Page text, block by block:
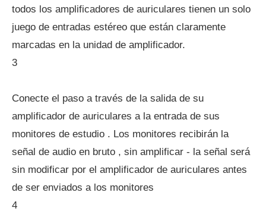
todos los amplificadores de auriculares tienen un solo
juego de entradas estéreo que están claramente
marcadas en la unidad de amplificador.
3
Conecte el paso a través de la salida de su
amplificador de auriculares a la entrada de sus
monitores de estudio . Los monitores recibirán la
señal de audio en bruto , sin amplificar - la señal será
sin modificar por el amplificador de auriculares antes
de ser enviados a los monitores
4